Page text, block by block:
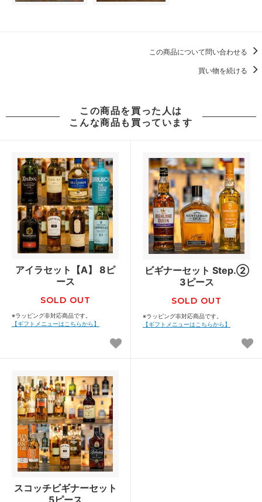
この商品について問い合わせる
買い物を続ける
この商品を買った人は
こんな商品も買っています
アイラセット【A】 8ピ
ース
SOLD OUT
※ラッピング非対応商品です。
【ギフトメニューはこちらから】
ビギナーセット Step.②
3ピース
SOLD OUT
※ラッピング非対応商品です。
【ギフトメニューはこちらから】
スコッチビギナーセット